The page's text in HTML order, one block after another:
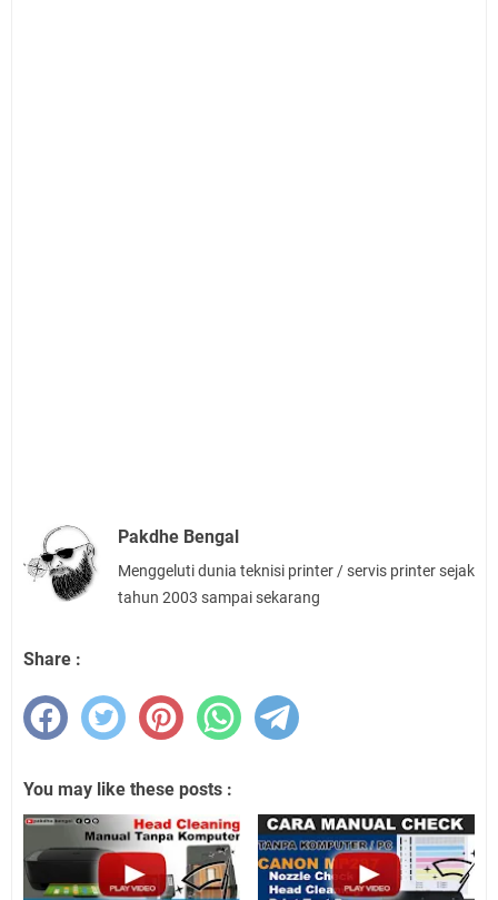
Pakdhe Bengal
Menggeluti dunia teknisi printer / servis printer sejak
tahun 2003 sampai sekarang
Share :
You may like these posts :